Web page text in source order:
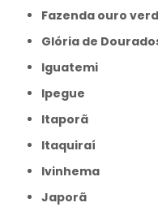
Fazenda ouro
Glória de
Iguatemi
Ipegue
Itaporã
Itaquiraí
Ivinhema
Japorã